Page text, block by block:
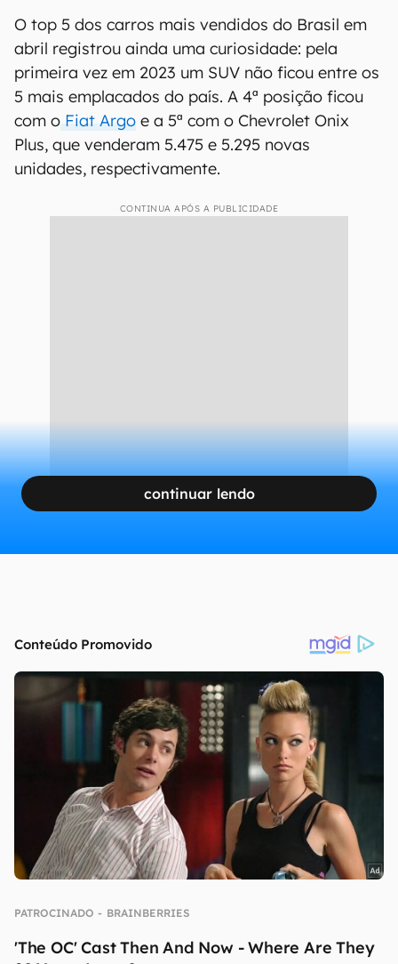
O top 5 dos carros mais vendidos do Brasil em
abril registrou ainda uma curiosidade: pela
primeira vez em 2023 um SUV não ficou entre os
5 mais emplacados do país. A 4ª posição ficou
com o Fiat Argo e a 5ª com o Chevrolet Onix
Plus, que venderam 5.475 e 5.295 novas
unidades, respectivamente.
CONTINUA APÓS A PUBLICIDADE
continuar lendo